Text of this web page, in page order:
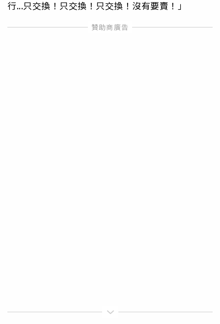
行...只交換！只交換！只交換！沒有要賣！」